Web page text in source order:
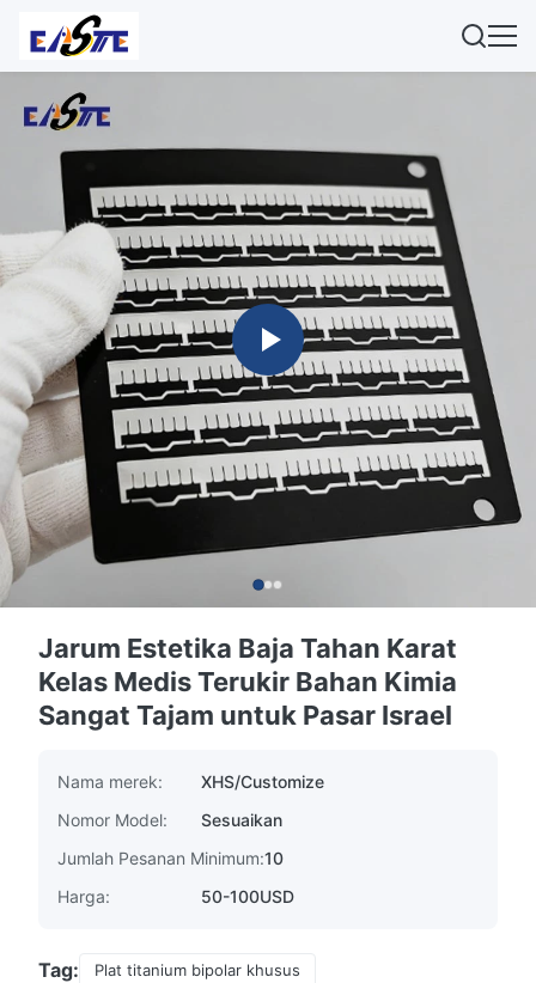
Jarum Estetika Baja Tahan Karat
Kelas Medis Terukir Bahan Kimia
Sangat Tajam untuk Pasar Israel
Nama merek:
XHS/Customize
Nomor Model:
Sesuaikan
Jumlah Pesanan Minimum:10
Harga:
50-100USD
Tag:
Plat titanium bipolar khusus